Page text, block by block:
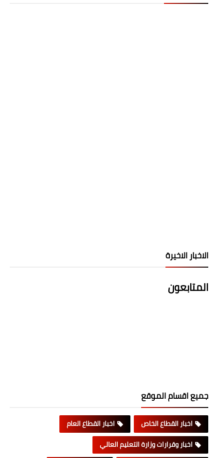
الاخبار الاخيرة
المتابعون
جميع اقسام الموقع
اخبار القطاع الخاص
اخبار القطاع العام
اخبار وقرارات وزارة التعليم العالي